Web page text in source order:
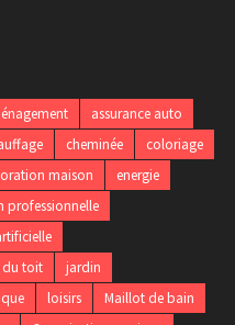
assurance auto
cheminée
coloriage
maison
energie
professionnelle
toit
jardin
loisirs
Maillot de bain